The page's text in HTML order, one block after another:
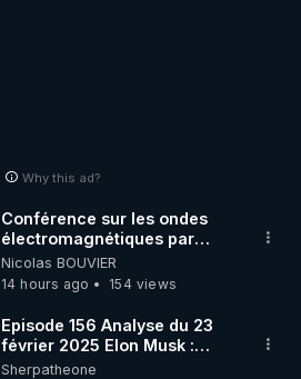
Why this ad?
Conférence sur les ondes
électromagnétiques par
Grégoire Caustru et Bart de
Wever !
Nicolas BOUVIER
14 hours ago
154 views
Episode 156 Analyse du 23
février 2025 Elon Musk :
Houston , on a un problème !
Sherpatheone